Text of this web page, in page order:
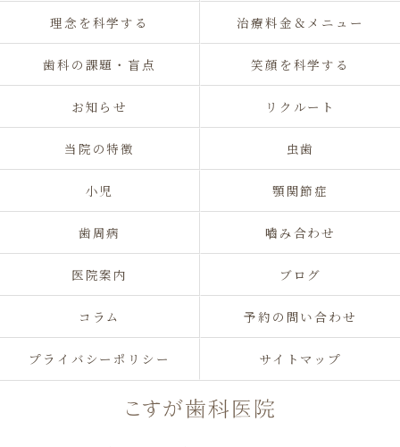
理念を科学する 治療料金＆メニュー
歯科の課題・盲点 笑顔を科学する
お知らせ リクルート
当院の特徴 虫歯
小児 顎関節症
歯周病 嚙み合わせ
医院案内 ブログ
コラム 予約の問い合わせ
プライバシーポリシー サイトマップ